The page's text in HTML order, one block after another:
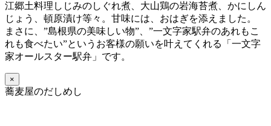
江郷土料理しじみのしぐれ煮、大山鶏の岩海苔煮、かにしん
じょう、頓原漬け等々。甘味には、おはぎを添えました。
まさに、”島根県の美味しい物”、”一文字家駅弁のあれもこ
れも食べたい”というお客様の願いを叶えてくれる「一文字
家オールスター駅弁」です。
×
蕎麦屋のだしめし